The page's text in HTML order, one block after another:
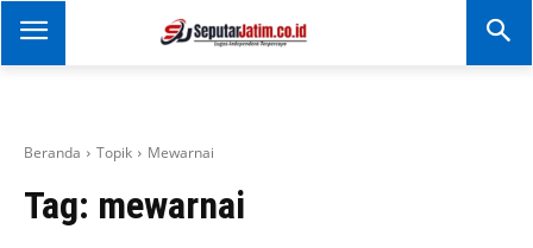
SEPUTAR JATIM
Portal Informasi Dan
Beranda Topik Mewarnai
Tag: mewarnai